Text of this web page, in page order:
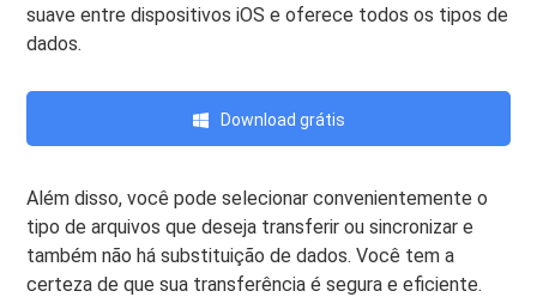
suave entre dispositivos iOS e oferece todos os tipos de
dados.
Download grátis
Além disso, você pode selecionar convenientemente o
tipo de arquivos que deseja transferir ou sincronizar e
também não há substituição de dados. Você tem a
certeza de que sua transferência é segura e eficiente.